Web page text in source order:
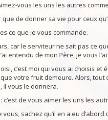
vous les uns les autres
de donner sa vie pour ceux
ce que je vous commande.
car le serviteur ne sait pas ce
entendu de mon Père, je vous
c’est moi qui vous ai choisis et
votre fruit demeure. Alors, tout
il vous le donnera.
c’est de vous aimer les uns les
sachez qu’il en a eu d’abord